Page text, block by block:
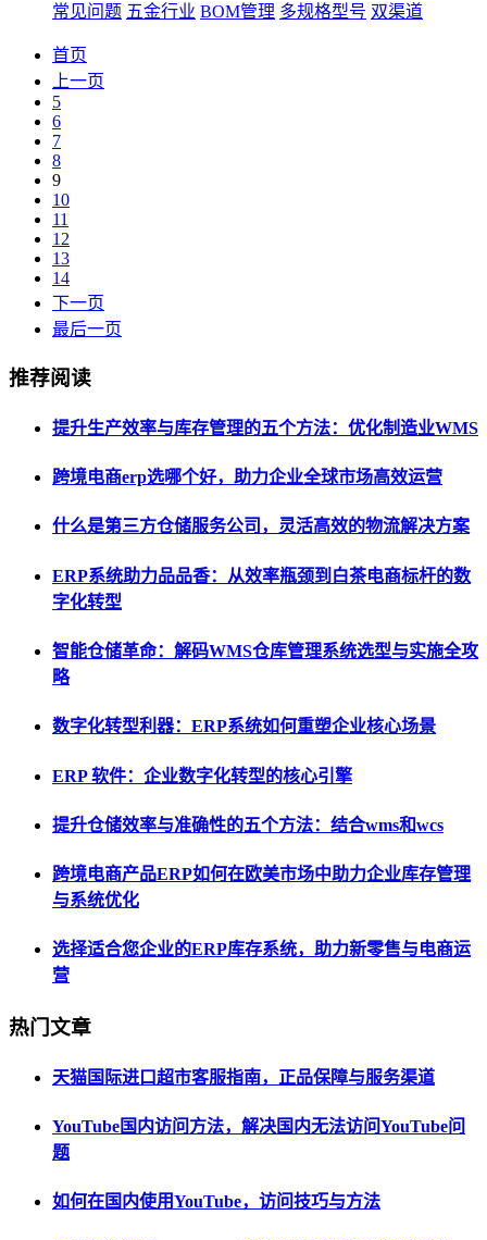
常见问题 五金行业 BOM管理 多规格型号 双渠道
首页
上一页
5
6
7
8
9
10
11
12
13
14
下一页
最后一页
推荐阅读
提升生产效率与库存管理的五个方法：优化制造业WMS
跨境电商erp选哪个好，助力企业全球市场高效运营
什么是第三方仓储服务公司，灵活高效的物流解决方案
ERP系统助力品品香：从效率瓶颈到白茶电商标杆的数
字化转型
智能仓储革命：解码WMS仓库管理系统选型与实施全攻
略
数字化转型利器：ERP系统如何重塑企业核心场景
ERP 软件：企业数字化转型的核心引擎
提升仓储效率与准确性的五个方法：结合wms和wcs
跨境电商产品ERP如何在欧美市场中助力企业库存管理
与系统优化
选择适合您企业的ERP库存系统，助力新零售与电商运
营
热门文章
天猫国际进口超市客服指南，正品保障与服务渠道
YouTube国内访问方法，解决国内无法访问YouTube问
题
如何在国内使用YouTube，访问技巧与方法